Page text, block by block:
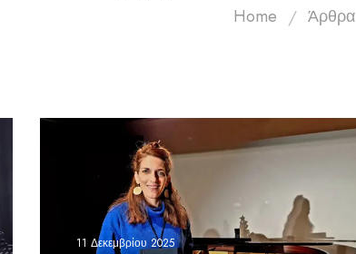
Home / Άρθρα
11 Δεκεμβρίου 2025